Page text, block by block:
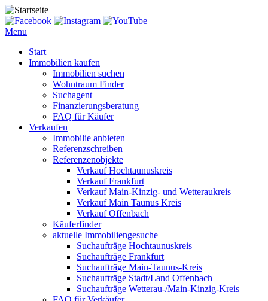
Menu
Start
Immobilien kaufen
Immobilien suchen
Wohntraum Finder
Suchagent
Finanzierungsberatung
FAQ für Käufer
Verkaufen
Immobilie anbieten
Referenzschreiben
Referenzenobjekte
Verkauf Hochtaunuskreis
Verkauf Frankfurt
Verkauf Main-Kinzig- und Wetteraukreis
Verkauf Main Taunus Kreis
Verkauf Offenbach
Käuferfinder
aktuelle Immobiliengesuche
Suchaufträge Hochtaunuskreis
Suchaufträge Frankfurt
Suchaufträge Main-Taunus-Kreis
Suchaufträge Stadt/Land Offenbach
Suchaufträge Wetterau-/Main-Kinzig-Kreis